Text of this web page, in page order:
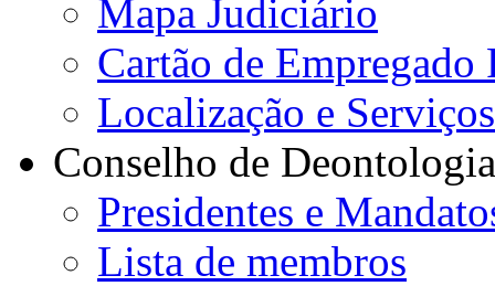
Mapa Judiciário
Cartão de Empregado
Localização e
Conselho de Deontologia
Presidentes e
Lista de membros